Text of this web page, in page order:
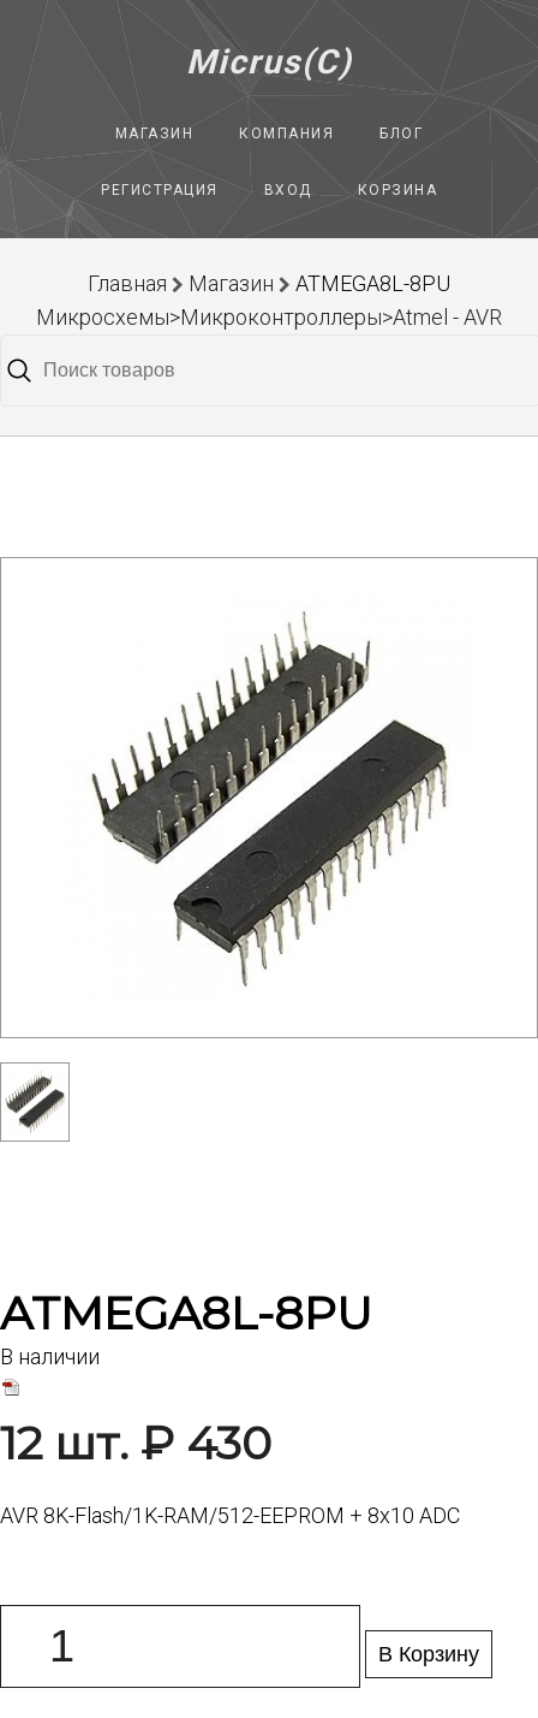
Micrus(C)
МАГАЗИН КОМПАНИЯ БЛОГ
РЕГИСТРАЦИЯ ВХОД КОРЗИНА
Главная Магазин
ATMEGA8L-8PU
Микросхемы>Микроконтроллеры>Atmel - AVR
ATMEGA8L-8PU
В наличии
12 шт. ₽ 430
AVR 8K-Flash/1K-RAM/512-EEPROM + 8x10 ADC
В Корзину